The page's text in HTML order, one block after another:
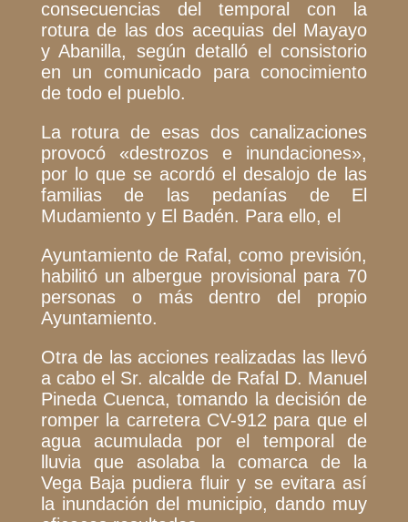
consecuencias del temporal con la
rotura de las dos acequias del Mayayo
y Abanilla, según detalló el consistorio
en un comunicado para conocimiento
de todo el pueblo.
La rotura de esas dos canalizaciones
provocó «destrozos e inundaciones»,
por lo que se acordó el desalojo de las
familias de las pedanías de El
Mudamiento y El Badén. Para ello, el
Ayuntamiento de Rafal, como previsión,
habilitó un albergue provisional para 70
personas o más dentro del propio
Ayuntamiento.
Otra de las acciones realizadas las llevó
a cabo el Sr. alcalde de Rafal D. Manuel
Pineda Cuenca, tomando la decisión de
romper la carretera CV-912 para que el
agua acumulada por el temporal de
lluvia que asolaba la comarca de la
Vega Baja pudiera fluir y se evitara así
la inundación del municipio, dando muy